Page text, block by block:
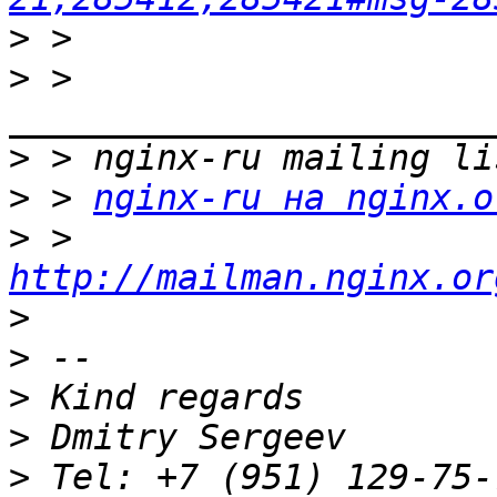
>
> >
>
> > nginx-ru на
>
http://
>
>
>
>
>